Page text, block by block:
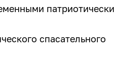
спасательного